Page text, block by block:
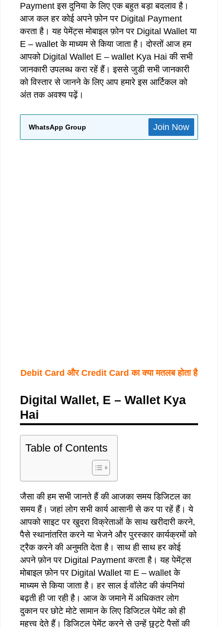
Payment इस दुनिया के लिए एक बहुत बड़ा बदलाव है।
आज कल हर कोई अपने फ़ोन पर Digital Payment
करता है। यह पेमेंट्स मोबाइल फ़ोन पर Digital Wallet या
E – wallet के माध्यम से किया जाता है। दोस्तों आज हम
आपको Digital Wallet E – wallet Kya Hai की सभी
जानकारी उपलब्ध करा रहें हैं। इससे जुडी सभी जानकारी
को विस्तार से जानने के लिए आप हमारे इस आर्टिकल को
अंत तक अवश्य पढ़ें।
WhatsApp Group Join Now
Debit Card और Credit Card का क्या मतलब होता है
Digital Wallet, E – Wallet Kya
Hai
Table of Contents
जैसा की हम सभी जानते हैं की आजका समय डिजिटल का
समय हैं। जहां लोग सभी कार्य आसानी से कर पा रहें हैं। ये
आपको साइट पर खुदरा विक्रेताओं के साथ खरीदारी करने,
पैसे स्थानांतरित करने या भेजने और पुरस्कार कार्यक्रमों को
ट्रैक करने की अनुमति देता है। साथ ही साथ हर कोई
अपने फ़ोन पर Digital Payment करता है। यह पेमेंट्स
मोबाइल फ़ोन पर Digital Wallet या E – wallet के
माध्यम से किया जाता है। हर साल ई वॉलेट की कंपनियां
बढ़ती ही जा रही है। आज के जमाने में अधिकतर लोग
दुकान पर छोटे मोटे सामान के लिए डिजिटल पेमेंट को ही
महत्त्व देते हैं। डिजिटल पेमेंट करने से उन्हें छुट्टे पैसों की